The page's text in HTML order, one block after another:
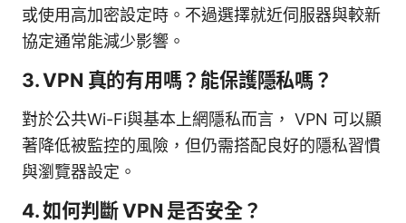
或使用高加密設定時。不過選擇就近伺服器與較新
協定通常能減少影響。
3. VPN 真的有用嗎？能保護隱私嗎？
對於公共Wi-Fi與基本上網隱私而言， VPN 可以顯
著降低被監控的風險，但仍需搭配良好的隱私習慣
與瀏覽器設定。
4. 如何判斷 VPN 是否安全？